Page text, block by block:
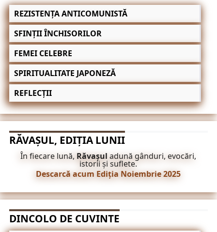
REZISTENȚA ANTICOMUNISTĂ
SFINȚII ÎNCHISORILOR
FEMEI CELEBRE
SPIRITUALITATE JAPONEZĂ
REFLECȚII
RĂVAȘUL, EDIȚIA LUNII
În fiecare lună, Răvașul adună gânduri, evocări,
istorii și suflete.
Descarcă acum Ediția Noiembrie 2025
DINCOLO DE CUVINTE